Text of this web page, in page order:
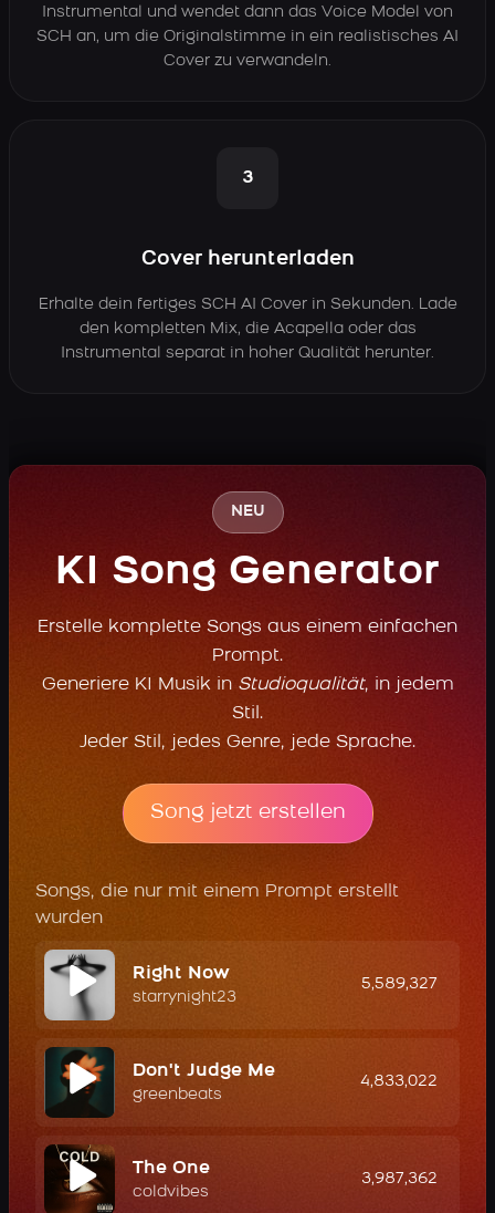
Instrumental und wendet dann das Voice Model von
SCH an, um die Originalstimme in ein realistisches AI
Cover zu verwandeln.
3
Cover herunterladen
Erhalte dein fertiges SCH AI Cover in Sekunden. Lade
den kompletten Mix, die Acapella oder das
Instrumental separat in hoher Qualität herunter.
NEU
KI Song Generator
Erstelle komplette Songs aus einem einfachen
Prompt.
Generiere KI Musik in Studioqualität, in jedem
Stil.
Jeder Stil, jedes Genre, jede Sprache.
Song jetzt erstellen
Songs, die nur mit einem Prompt erstellt
wurden
Right Now
starrynight23
5,589,327
Don't Judge Me
greenbeats
4,833,022
The One
coldvibes
3,987,362